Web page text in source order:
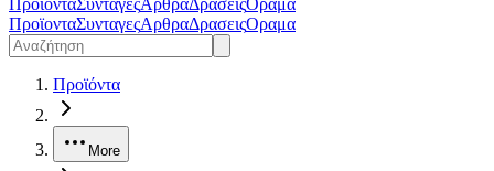
ΠροϊονταΣυνταγεςΑρθραΔρασειςΟραμα
ΠροϊονταΣυνταγεςΑρθραΔρασειςΟραμα
Προϊόντα
More